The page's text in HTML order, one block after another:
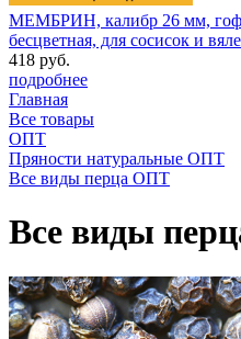
МЕМБРИН, калибр 26 мм,
бесцветная, для сосисок и
418 руб.
подробнее
Главная
Все товары
ОПТ
Пряности натуральные ОПТ
Все виды перца ОПТ
Все виды